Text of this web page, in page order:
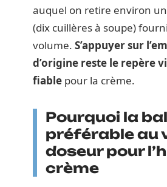
auquel on retire environ
(dix cuillères à soupe)
volume. S’appuyer sur
d’origine reste le repère
fiable pour la crème.
Pourquoi la
préférable au
doseur pour
crème